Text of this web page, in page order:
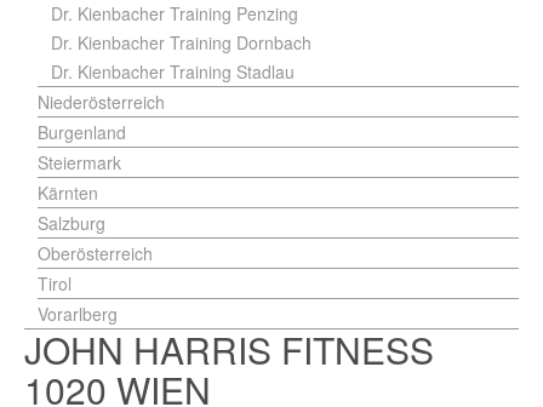
Dr. Kienbacher Training Penzing
Dr. Kienbacher Training Dornbach
Dr. Kienbacher Training Stadlau
Niederösterreich
Burgenland
Steiermark
Kärnten
Salzburg
Oberösterreich
Tirol
Vorarlberg
JOHN HARRIS FITNESS
1020 WIEN